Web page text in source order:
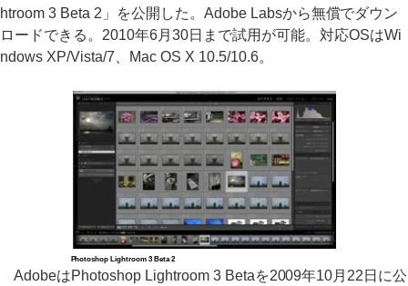
htroom 3 Beta 2」を公開した。Adobe Labsから無償でダウン
ロードできる。2010年6月30日まで試用が可能。対応OSはWi
ndows XP/Vista/7、Mac OS X 10.5/10.6。
Photoshop Lightroom 3 Beta 2
AdobeはPhotoshop Lightroom 3 Betaを2009年10月22日に公